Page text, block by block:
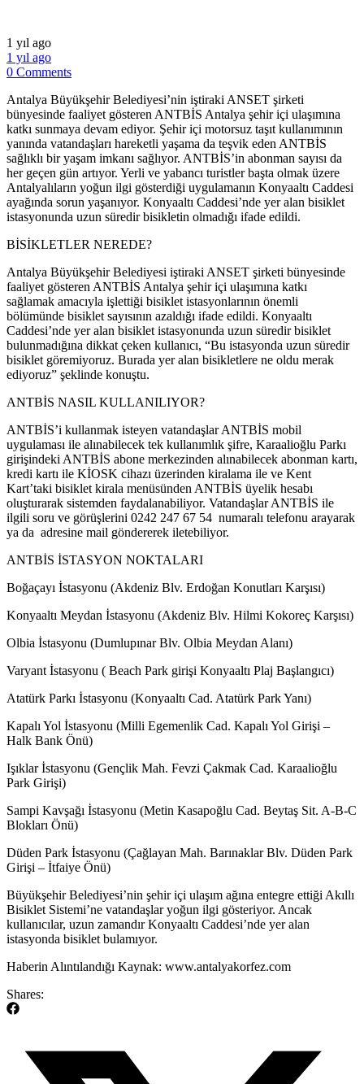
1 yıl ago
1 yıl ago
0 Comments
Antalya Büyükşehir Belediyesi’nin iştiraki ANSET şirketi
bünyesinde faaliyet gösteren ANTBİS Antalya şehir içi ulaşımına
katkı sunmaya devam ediyor. Şehir içi motorsuz taşıt kullanımının
yanında vatandaşları hareketli yaşama da teşvik eden ANTBİS
sağlıklı bir yaşam imkanı sağlıyor. ANTBİS’in abonman sayısı da
her geçen gün artıyor. Yerli ve yabancı turistler başta olmak üzere
Antalyalıların yoğun ilgi gösterdiği uygulamanın Konyaaltı Caddesi
ayağında sorun yaşanıyor. Konyaaltı Caddesi’nde yer alan bisiklet
istasyonunda uzun süredir bisikletin olmadığı ifade edildi.
BİSİKLETLER NEREDE?
Antalya Büyükşehir Belediyesi iştiraki ANSET şirketi bünyesinde
faaliyet gösteren ANTBİS Antalya şehir içi ulaşımına katkı
sağlamak amacıyla işlettiği bisiklet istasyonlarının önemli
bölümünde bisiklet sayısının azaldığı ifade edildi. Konyaaltı
Caddesi’nde yer alan bisiklet istasyonunda uzun süredir bisiklet
bulunmadığına dikkat çeken kullanıcı, “Bu istasyonda uzun süredir
bisiklet göremiyoruz. Burada yer alan bisikletlere ne oldu merak
ediyoruz” şeklinde konuştu.
ANTBİS NASIL KULLANILIYOR?
ANTBİS’i kullanmak isteyen vatandaşlar ANTBİS mobil
uygulaması ile alınabilecek tek kullanımlık şifre, Karaalioğlu Parkı
girişindeki ANTBİS abone merkezinden alınabilecek abonman kartı,
kredi kartı ile KİOSK cihazı üzerinden kiralama ile ve Kent
Kart’taki bisiklet kirala menüsünden ANTBİS üyelik hesabı
oluşturarak sistemden faydalanabiliyor. Vatandaşlar ANTBİS ile
ilgili soru ve görüşlerini 0242 247 67 54 numaralı telefonu arayarak
ya da adresine mail göndererek iletebiliyor.
ANTBİS İSTASYON NOKTALARI
Boğaçayı İstasyonu (Akdeniz Blv. Erdoğan Konutları Karşısı)
Konyaaltı Meydan İstasyonu (Akdeniz Blv. Hilmi Kokoreç Karşısı)
Olbia İstasyonu (Dumlupınar Blv. Olbia Meydan Alanı)
Varyant İstasyonu ( Beach Park girişi Konyaaltı Plaj Başlangıcı)
Atatürk Parkı İstasyonu (Konyaaltı Cad. Atatürk Park Yanı)
Kapalı Yol İstasyonu (Milli Egemenlik Cad. Kapalı Yol Girişi –
Halk Bank Önü)
Işıklar İstasyonu (Gençlik Mah. Fevzi Çakmak Cad. Karaalioğlu
Park Girişi)
Sampi Kavşağı İstasyonu (Metin Kasapoğlu Cad. Beytaş Sit. A-B-C
Blokları Önü)
Düden Park İstasyonu (Çağlayan Mah. Barınaklar Blv. Düden Park
Girişi – İtfaiye Önü)
​Büyükşehir Belediyesi’nin şehir içi ulaşım ağına entegre ettiği Akıllı
Bisiklet Sistemi’ne vatandaşlar yoğun ilgi gösteriyor. Ancak
kullanıcılar, uzun zamandır Konyaaltı Caddesi’nde yer alan
istasyonda bisiklet bulamıyor.
​Haberin Alıntılandığı Kaynak: www.antalyakorfez.com
Shares: